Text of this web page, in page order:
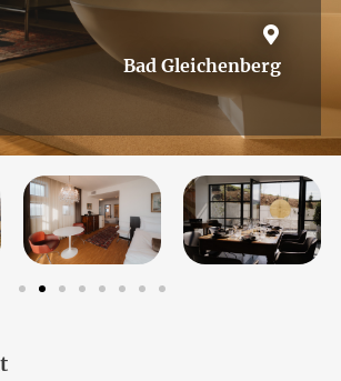
Bad Gleichenberg